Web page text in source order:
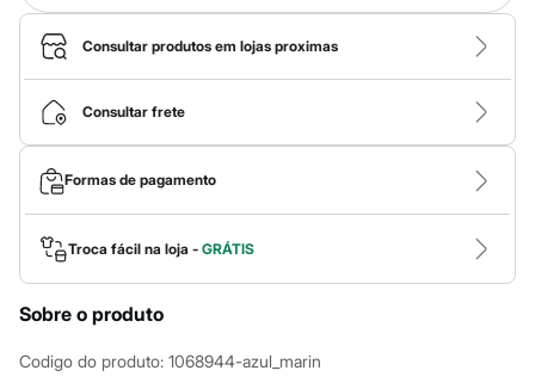
Bolsas
Bonés e Chapéus
Bijoux
Cintos
Óculos
Relógios
Calçados
Botas
Chinelos
Rasteirinhas
Sandálias
Sapatilhas
Tênis
Marcas
City
Clock House
Mindset
Sawary
Consultar produtos em lojas proximas
Consultar frete
Formas de pagamento
Troca fácil na loja - GRÁTIS
Sobre o produto
Codigo do produto: 1068944-azul_marin